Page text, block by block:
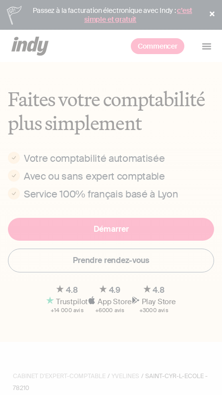
Passez à la facturation électronique avec Indy :c’est
simple et gratuit
Commencer
Faites votre comptabilité
plus simplement
Votre comptabilité automatisée
Avec ou sans expert comptable
Service 100% français basé à Lyon
Démarrer
Prendre rendez-vous
4.8
Trustpilot
+14 000 avis
4.9
App Store
+6000 avis
4.8
Play Store
+3000 avis
CABINET D'EXPERT-COMPTABLE / YVELINES / SAINT-CYR-L-ECOLE -
78210